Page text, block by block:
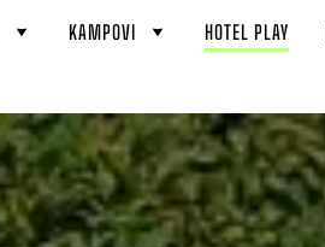
KAMPOVI HOTEL PLAY